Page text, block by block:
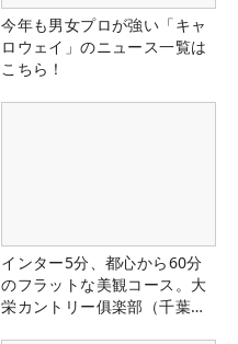
今年も男女プロが強い「キャ
ロウェイ」のニュース一覧は
こちら！
インター5分、都心から60分
のフラットな美観コース。大
栄カントリー俱楽部（千葉